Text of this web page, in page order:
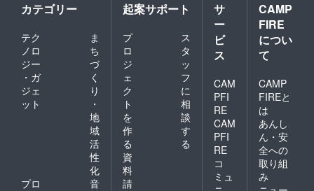
カテゴリー
テク
ノロ
ジー
・ガ
ジェ
ット
ま
ち
づ
く
り
・
地
域
活
性
化
プロ
音
起案サポート
プ
ロ
ジ
ェ
ク
ト
を
作
る
ス
タ
ッ
フ
に
相
談
す
る
資
料
請
サ
ー
ビ
ス
CAM
PFI
RE
CAM
PFI
RE
コ
ミュ
CAMP
FIRE
につい
て
CAMP
FIREと
は
あんし
ん・安
全への
取り組
み